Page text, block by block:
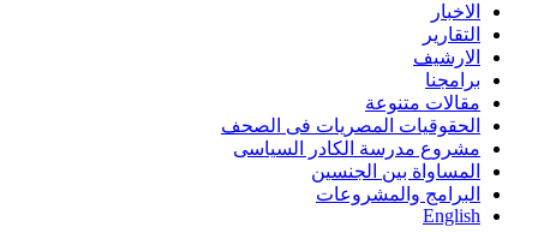
الاخبار
التقارير
الارشيف
برامجنا
مقالات متنوعة
الحقوقيات المصريات فى الصحف
مشروع مدرسة الكادر السياسى
المساواة بين الجنسين
البرامج والمشروعات
English